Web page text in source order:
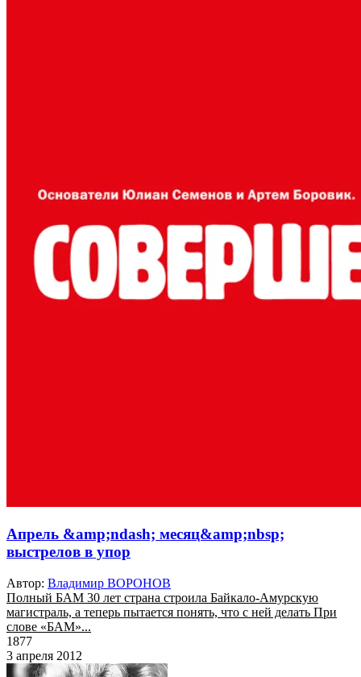
Апрель &amp;ndash; месяц&amp;nbsp;
выстрелов в упор
Автор: Владимир ВОРОНОВ
Полный БАМ 30 лет страна строила Байкало-Амурскую
магистраль, а теперь пытается понять, что с ней делать При
слове «БАМ»...
1877
3 апреля 2012